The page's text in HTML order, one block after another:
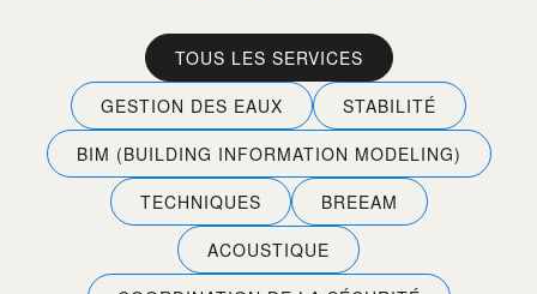
TOUS LES SERVICES
GESTION DES EAUX
STABILITÉ
BIM (BUILDING INFORMATION MODELING)
TECHNIQUES
BREEAM
ACOUSTIQUE